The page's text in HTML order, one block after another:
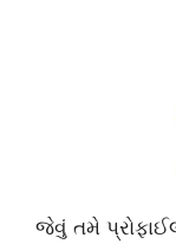
જેવું તમે